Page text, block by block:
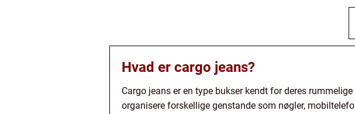
Hvad er cargo jeans?
Cargo jeans er en type bukser kendt for deres
organisere forskellige genstande som nøgler,